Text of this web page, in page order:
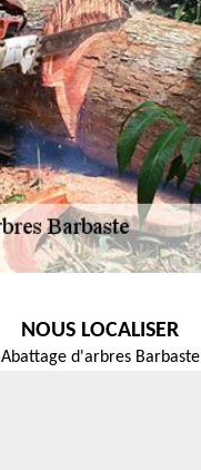
NOUS LOCALISER
Abattage d'arbres Barbaste